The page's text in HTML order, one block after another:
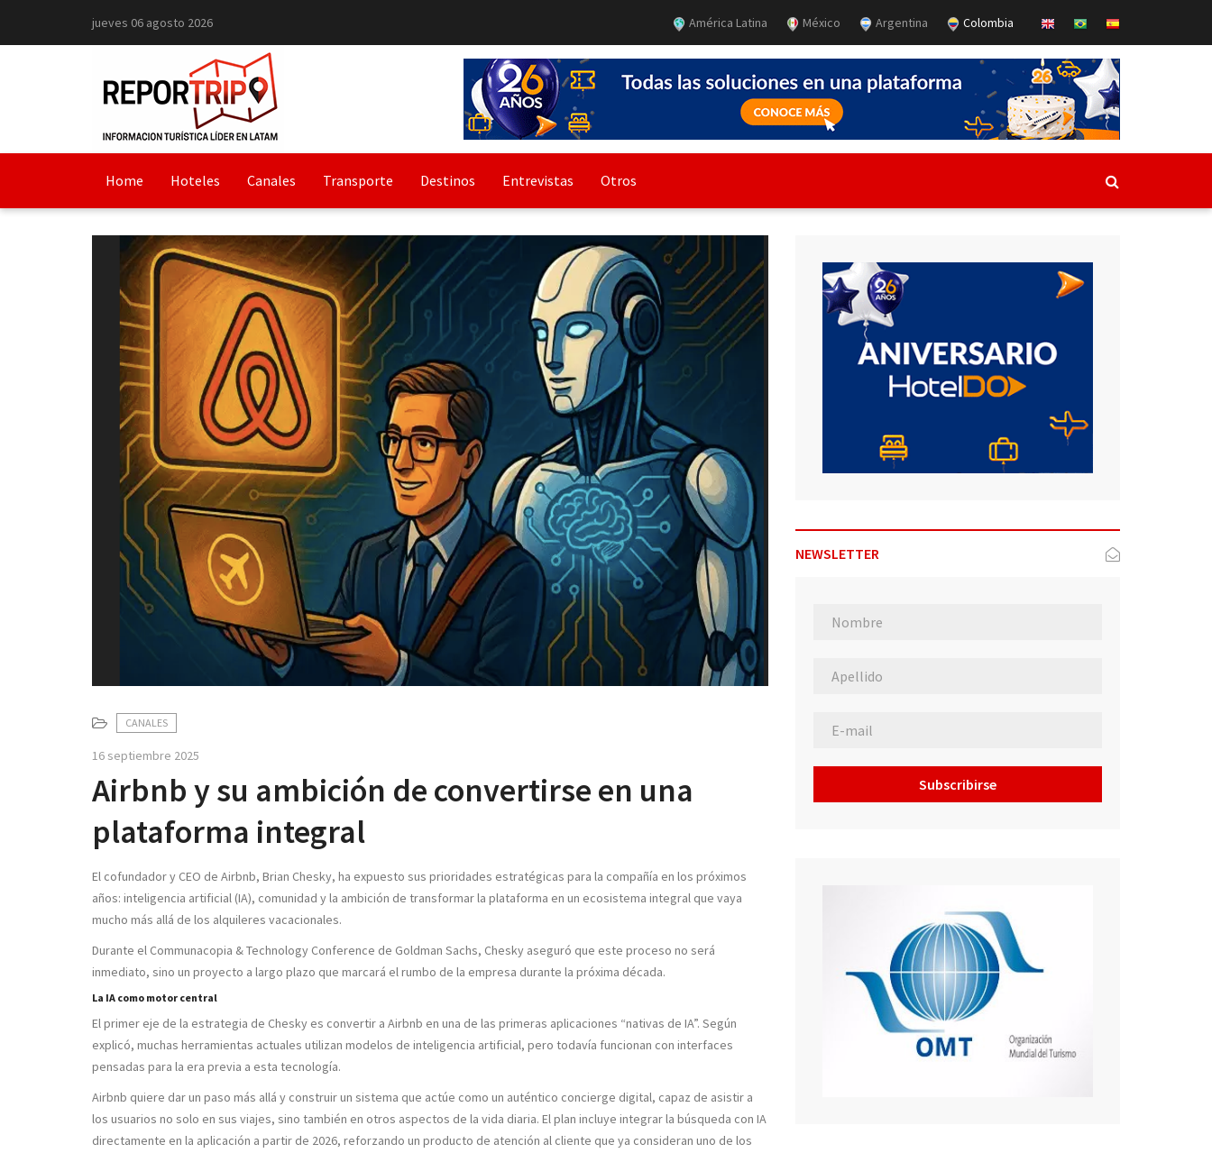
jueves 06 agosto 2026 América Latina México Argentina Colombia
Home Hoteles Canales Transporte Destinos Entrevistas Otros
CANALES
16 septiembre 2025
Airbnb y su ambición de convertirse en una
plataforma integral
El cofundador y CEO de Airbnb, Brian Chesky, ha expuesto sus prioridades estratégicas para la compañía en los próximos
años: inteligencia artificial (IA), comunidad y la ambición de transformar la plataforma en un ecosistema integral que vaya
mucho más allá de los alquileres vacacionales.
Durante el Communacopia & Technology Conference de Goldman Sachs, Chesky aseguró que este proceso no será
inmediato, sino un proyecto a largo plazo que marcará el rumbo de la empresa durante la próxima década.
La IA como motor central
El primer eje de la estrategia de Chesky es convertir a Airbnb en una de las primeras aplicaciones “nativas de IA”. Según
explicó, muchas herramientas actuales utilizan modelos de inteligencia artificial, pero todavía funcionan con interfaces
pensadas para la era previa a esta tecnología.
Airbnb quiere dar un paso más allá y construir un sistema que actúe como un auténtico concierge digital, capaz de asistir a
los usuarios no solo en sus viajes, sino también en otros aspectos de la vida diaria. El plan incluye integrar la búsqueda con IA
directamente en la aplicación a partir de 2026, reforzando un producto de atención al cliente que ya consideran uno de los
NEWSLETTER
Subscribirse